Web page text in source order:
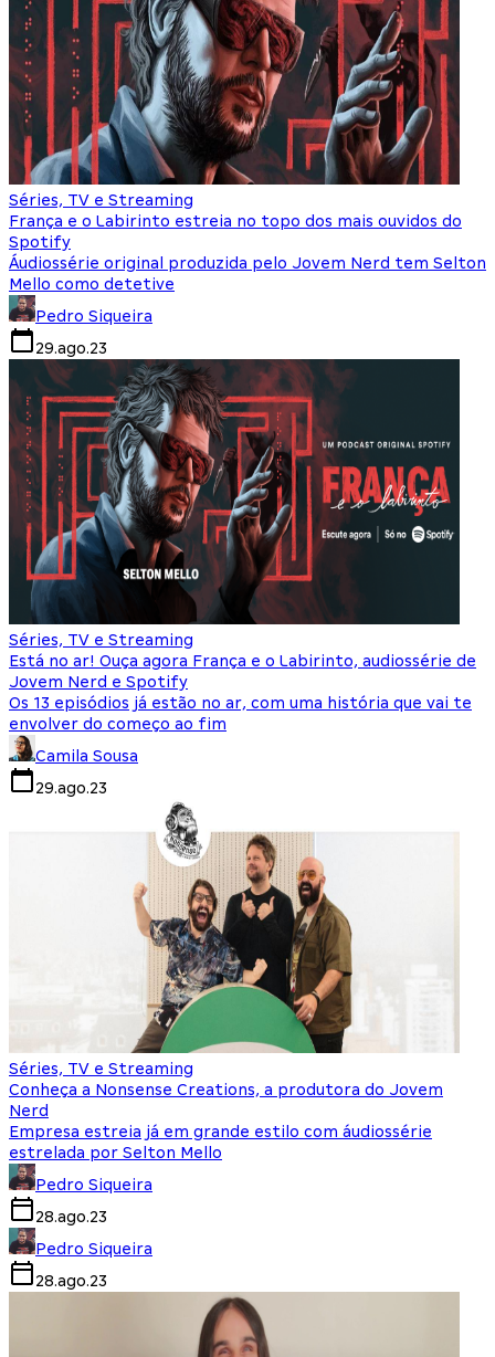
Séries, TV e Streaming
França e o Labirinto estreia no topo dos mais ouvidos do
Spotify
Áudiossérie original produzida pelo Jovem Nerd tem Selton
Mello como detetive
Pedro Siqueira
29.ago.23
Séries, TV e Streaming
Está no ar! Ouça agora França e o Labirinto, audiossérie de
Jovem Nerd e Spotify
Os 13 episódios já estão no ar, com uma história que vai te
envolver do começo ao fim
Camila Sousa
29.ago.23
Séries, TV e Streaming
Conheça a Nonsense Creations, a produtora do Jovem
Nerd
Empresa estreia já em grande estilo com áudiossérie
estrelada por Selton Mello
Pedro Siqueira
28.ago.23
Pedro Siqueira
28.ago.23